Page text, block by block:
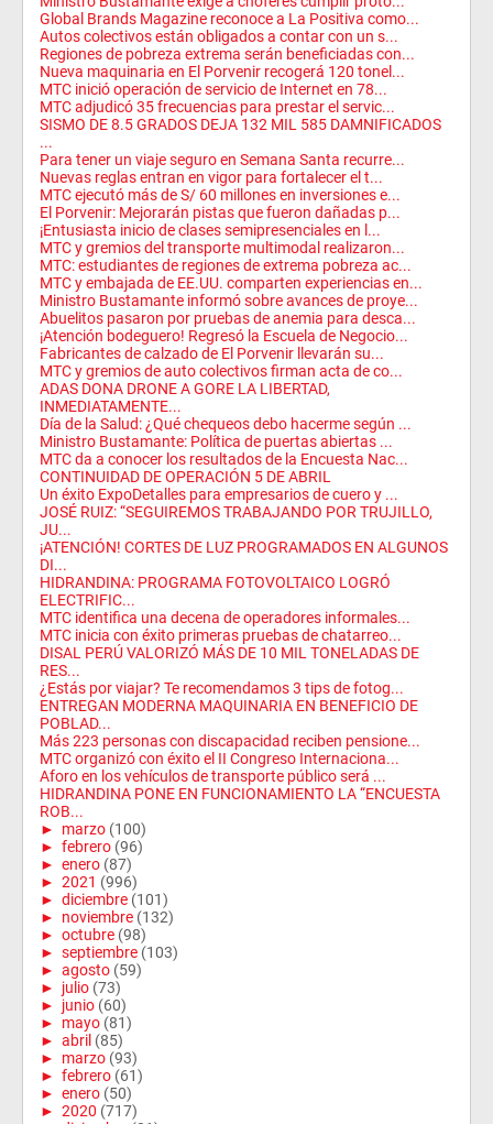
Global Brands Magazine reconoce a La Positiva como...
Autos colectivos están obligados a contar con un s...
Regiones de pobreza extrema serán beneficiadas con...
Nueva maquinaria en El Porvenir recogerá 120 tonel...
MTC inició operación de servicio de Internet en 78...
MTC adjudicó 35 frecuencias para prestar el servic...
SISMO DE 8.5 GRADOS DEJA 132 MIL 585 DAMNIFICADOS
...
Para tener un viaje seguro en Semana Santa recurre...
Nuevas reglas entran en vigor para fortalecer el t...
MTC ejecutó más de S/ 60 millones en inversiones e...
El Porvenir: Mejorarán pistas que fueron dañadas p...
¡Entusiasta inicio de clases semipresenciales en l...
MTC y gremios del transporte multimodal realizaron...
MTC: estudiantes de regiones de extrema pobreza ac...
MTC y embajada de EE.UU. comparten experiencias en...
Ministro Bustamante informó sobre avances de proye...
Abuelitos pasaron por pruebas de anemia para desca...
¡Atención bodeguero! Regresó la Escuela de Negocio...
Fabricantes de calzado de El Porvenir llevarán su...
MTC y gremios de auto colectivos firman acta de co...
ADAS DONA DRONE A GORE LA LIBERTAD,
INMEDIATAMENTE...
Día de la Salud: ¿Qué chequeos debo hacerme según ...
Ministro Bustamante: Política de puertas abiertas ...
MTC da a conocer los resultados de la Encuesta Nac...
CONTINUIDAD DE OPERACIÓN 5 DE ABRIL
Un éxito ExpoDetalles para empresarios de cuero y ...
JOSÉ RUIZ: “SEGUIREMOS TRABAJANDO POR TRUJILLO,
JU...
¡ATENCIÓN! CORTES DE LUZ PROGRAMADOS EN ALGUNOS
DI...
HIDRANDINA: PROGRAMA FOTOVOLTAICO LOGRÓ
ELECTRIFIC...
MTC identifica una decena de operadores informales...
MTC inicia con éxito primeras pruebas de chatarreo...
DISAL PERÚ VALORIZÓ MÁS DE 10 MIL TONELADAS DE
RES...
¿Estás por viajar? Te recomendamos 3 tips de fotog...
ENTREGAN MODERNA MAQUINARIA EN BENEFICIO DE
POBLAD...
Más 223 personas con discapacidad reciben pensione...
MTC organizó con éxito el II Congreso Internaciona...
Aforo en los vehículos de transporte público será ...
HIDRANDINA PONE EN FUNCIONAMIENTO LA “ENCUESTA
ROB...
► marzo (100)
► febrero (96)
► enero (87)
► 2021 (996)
► diciembre (101)
► noviembre (132)
► octubre (98)
► septiembre (103)
► agosto (59)
► julio (73)
► junio (60)
► mayo (81)
► abril (85)
► marzo (93)
► febrero (61)
► enero (50)
► 2020 (717)